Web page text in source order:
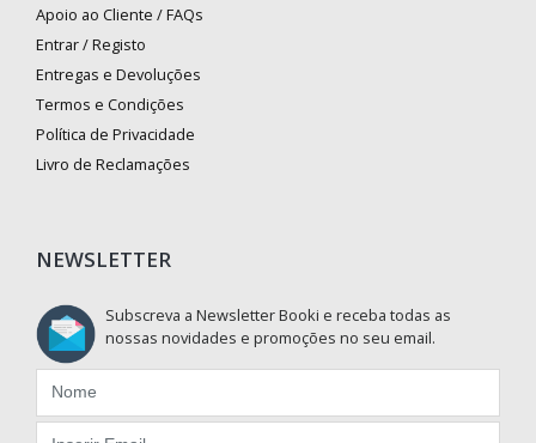
Apoio ao Cliente / FAQs
Entrar / Registo
Entregas e Devoluções
Termos e Condições
Política de Privacidade
Livro de Reclamações
NEWSLETTER
Subscreva a Newsletter Booki e receba todas as
nossas novidades e promoções no seu email.